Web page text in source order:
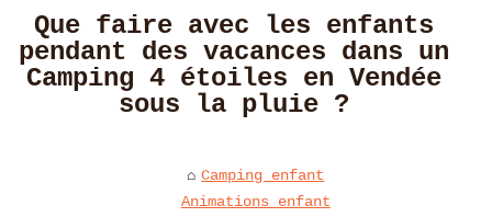
Que faire avec les enfants
pendant des vacances dans un
Camping 4 étoiles en Vendée
sous la pluie ?
Camping enfant
Animations enfant